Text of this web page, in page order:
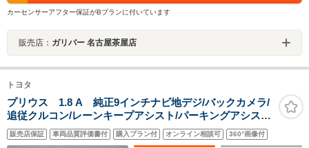
カーセンサーアフター保証がBプランに付いています
販売店： ガリバー 名古屋茶屋店
トヨタ
プリウス 1.8 A 純正9インチナビ地デジ/バックカメラ/
追従クルコン/レーンキープアシスト/パーキングアシス
ト/BSM/ETC/HUD/LEDヘッドライト/オートハイビーム/
スマートキー/プッシュスタート
販売店保証 車両品質評価書付 購入プラン付 オンライン相談可 360°画像付